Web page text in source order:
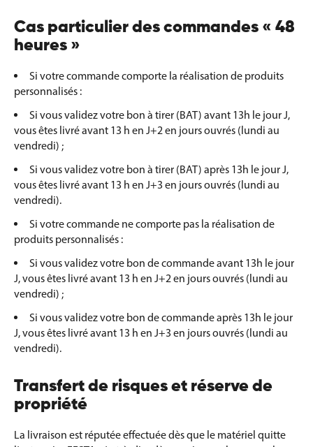
Cas particulier des commandes « 48
heures »
Si votre commande comporte la réalisation de produits
personnalisés :
Si vous validez votre bon à tirer (BAT) avant 13h le jour J,
vous êtes livré avant 13 h en J+2 en jours ouvrés (lundi au
vendredi) ;
Si vous validez votre bon à tirer (BAT) après 13h le jour J,
vous êtes livré avant 13 h en J+3 en jours ouvrés (lundi au
vendredi).
Si votre commande ne comporte pas la réalisation de
produits personnalisés :
Si vous validez votre bon de commande avant 13h le jour
J, vous êtes livré avant 13 h en J+2 en jours ouvrés (lundi au
vendredi) ;
Si vous validez votre bon de commande après 13h le jour
J, vous êtes livré avant 13 h en J+3 en jours ouvrés (lundi au
vendredi).
Transfert de risques et réserve de
propriété
La livraison est réputée effectuée dès que le matériel quitte